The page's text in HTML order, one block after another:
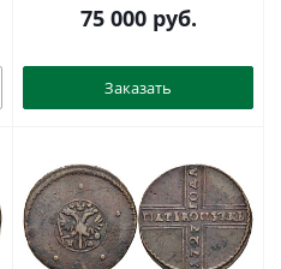
гурт № 6 (50%) и гурт № 1 (50%)
Биткин 209 R, 5 рублей по
75 000руб.
Заказать